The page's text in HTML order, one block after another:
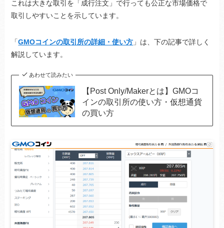
これは大きな取引を「成行注文」で行っても公正な市場価格で
取引しやすいことを示しています。
「GMOコインの取引所の詳細・使い方 」は、下の記事で詳しく
解説しています。
あわせて読みたい
【Post Only/Makerとは】GMOコ
インの取引所の使い方・仮想通貨
の買い方